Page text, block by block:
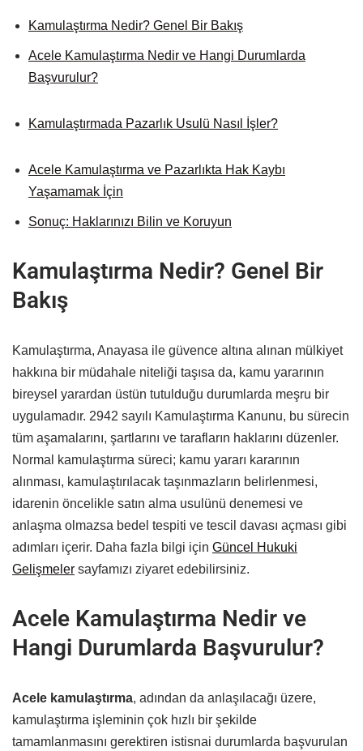
Kamulaştırma Nedir? Genel Bir Bakış
Acele Kamulaştırma Nedir ve Hangi Durumlarda
Başvurulur?
Kamulaştırmada Pazarlık Usulü Nasıl İşler?
Acele Kamulaştırma ve Pazarlıkta Hak Kaybı
Yaşamamak İçin
Sonuç: Haklarınızı Bilin ve Koruyun
Kamulaştırma Nedir? Genel Bir
Bakış
Kamulaştırma, Anayasa ile güvence altına alınan mülkiyet
hakkına bir müdahale niteliği taşısa da, kamu yararının
bireysel yarardan üstün tutulduğu durumlarda meşru bir
uygulamadır. 2942 sayılı Kamulaştırma Kanunu, bu sürecin
tüm aşamalarını, şartlarını ve tarafların haklarını düzenler.
Normal kamulaştırma süreci; kamu yararı kararının
alınması, kamulaştırılacak taşınmazların belirlenmesi,
idarenin öncelikle satın alma usulünü denemesi ve
anlaşma olmazsa bedel tespiti ve tescil davası açması gibi
adımları içerir. Daha fazla bilgi için Güncel Hukuki
Gelişmeler sayfamızı ziyaret edebilirsiniz.
Acele Kamulaştırma Nedir ve
Hangi Durumlarda Başvurulur?
Acele kamulaştırma, adından da anlaşılacağı üzere,
kamulaştırma işleminin çok hızlı bir şekilde
tamamlanmasını gerektiren istisnai durumlarda başvurulan